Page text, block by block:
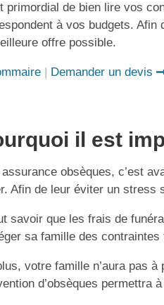
primordial de bien lire vos
à vos budgets. Afin
offre possible.
| Demander un devis
il est
assurance obsèques, c’est
Afin de leur éviter un stress
savoir que les frais de
sa famille des
votre famille n’aura pas
d’obsèques permettra